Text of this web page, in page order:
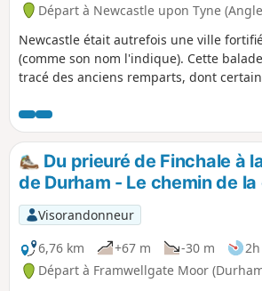
Départ à Newcastle upon Tyne
Newcastle était autrefois une ville
(comme son nom l'indique). Cette
tracé des anciens remparts, dont
quais de Newcastle, en passant par de
remarquables.
Du prieuré de Finchale à
de Durham - Le chemin de
Visorandonneur
6,76 km
+67 m -30 m 2h
Départ à Framwellgate Moor